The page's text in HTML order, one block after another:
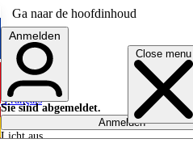
Ga naar de hoofdinhoud
Close menu
English
Français
Anmelden
Sie sind abgemeldet.
Anmelden
Licht aus